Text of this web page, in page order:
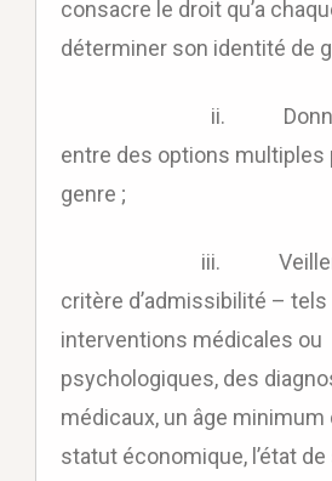
consacre le droit qu’a
déterminer son identité de
ii. Donner le
entre des options multiples
genre ;
iii. Veiller à ce
critère d’admissibilité – tels
interventions médicales ou
psychologiques, des
médicaux, un âge minimum
statut économique, l’état